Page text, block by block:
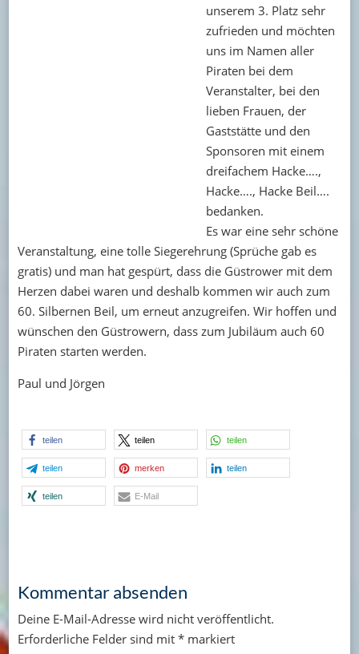
unserem 3. Platz sehr
zufrieden und möchten
uns im Namen aller
Piraten bei dem
Veranstalter, bei den
lieben Frauen, der
Gaststätte und den
Sponsoren mit einem
dreifachem Hacke….,
Hacke…., Hacke Beil….
bedanken.
Es war eine sehr schöne
Veranstaltung, eine tolle Siegerehrung (Sprüche gab es
gratis) und man hat gespürt, dass die Güstrower mit dem
Herzen dabei waren und deshalb kommen wir auch zum
60. Silbernen Beil, um erneut anzugreifen. Wir hoffen und
wünschen den Güstrowern, dass zum Jubiläum auch 60
Piraten starten werden.
Paul und Jörgen
teilen teilen teilen
teilen merken teilen
teilen E-Mail
Kommentar absenden
Deine E-Mail-Adresse wird nicht veröffentlicht.
Erforderliche Felder sind mit *markiert